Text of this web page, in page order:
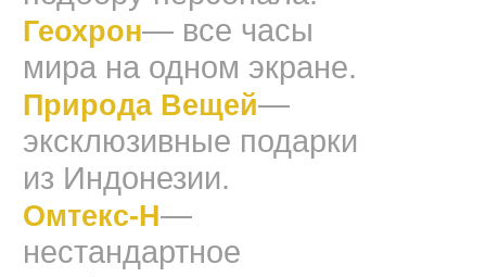
Геохрон— все часы
мира на одном экране.
Природа Вещей—
эксклюзивные подарки
из Индонезии.
Омтекс-Н—
нестандартное